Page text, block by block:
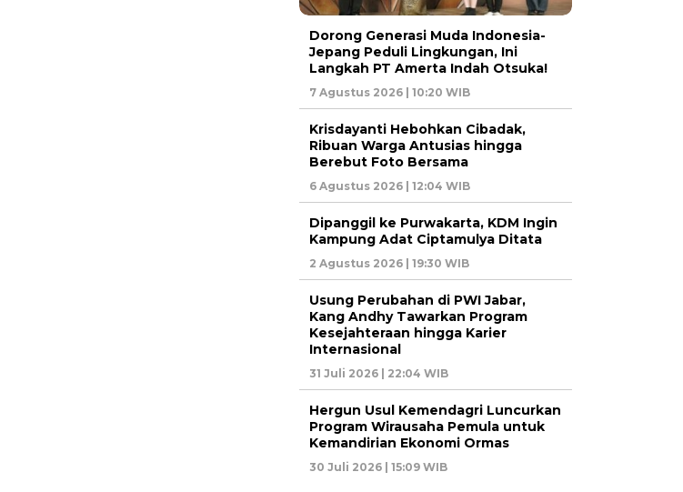
Dorong Generasi Muda Indonesia-
Jepang Peduli Lingkungan, Ini
Langkah PT Amerta Indah Otsuka!
7 Agustus 2026 | 10:20 WIB
Krisdayanti Hebohkan Cibadak,
Ribuan Warga Antusias hingga
Berebut Foto Bersama
6 Agustus 2026 | 12:04 WIB
Dipanggil ke Purwakarta, KDM Ingin
Kampung Adat Ciptamulya Ditata
2 Agustus 2026 | 19:30 WIB
Usung Perubahan di PWI Jabar,
Kang Andhy Tawarkan Program
Kesejahteraan hingga Karier
Internasional
31 Juli 2026 | 22:04 WIB
Hergun Usul Kemendagri Luncurkan
Program Wirausaha Pemula untuk
Kemandirian Ekonomi Ormas
30 Juli 2026 | 15:09 WIB